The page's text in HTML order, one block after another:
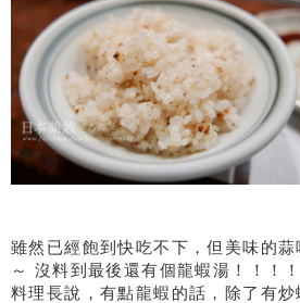
雖然已經飽到快吃不下，但美味的
～ 沒料到最後還有個龍蝦湯！！！！
料理長說，有點龍蝦的話，除了有